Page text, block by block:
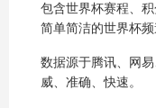
包含世界杯赛程、
简单简洁的世界杯频
数据源于腾讯、网易
威、准确、快速。